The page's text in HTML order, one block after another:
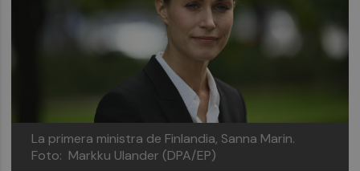
La primera ministra de Finlandia, Sanna Marin.
Foto: Markku Ulander (DPA/EP)